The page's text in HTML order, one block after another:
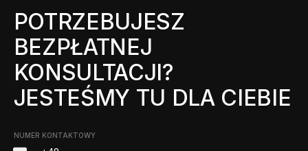
POTRZEBUJESZ
BEZPŁATNEJ
KONSULTACJI?
JESTEŚMY TU DLA CIEBIE
NUMER KONTAKTOWY